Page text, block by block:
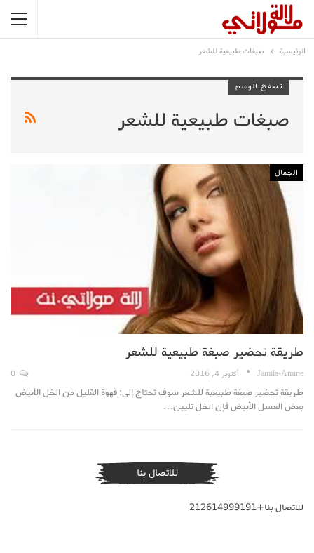
الرئيسية صبغات طبيعية للشعر
تصفح الوسم
صبغات طبيعية للشعر
الجمال
طريقة تحضير صبغة طبيعية للشعر
Jamila-Amine أكتوبر 4, 2016
طريقة تحضير صبغة طبيعية للشعر سوف تحتاج إلى: قهوة القليل من الخل الأبيض
بعض العسل الأبيض فإن الخل تليين…
للاتصال بنا
للاتصال بنا+212614999191